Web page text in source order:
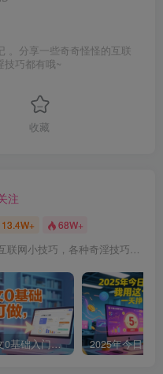
。分享一些奇奇怪怪的互联
技巧都有哦~
收藏
注
13.4W+ 68W+
分享一些奇奇怪怪的互联网小技巧，各种奇淫技巧都在本站。
小说推文0基础入门教程，0粉就可做，快速上手